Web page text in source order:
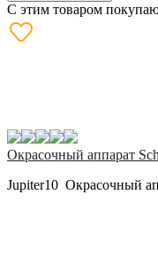
С этим товаром
Окрасочный аппарат
Jupiter10 Окрасочный